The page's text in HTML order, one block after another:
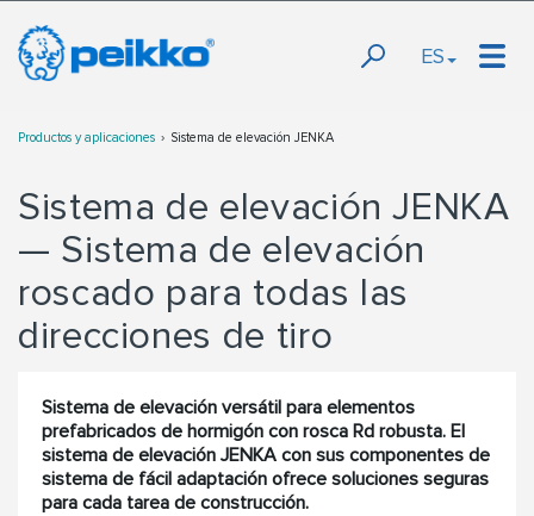
ES
Productos y aplicaciones Sistema de elevación JENKA
Sistema de elevación JENKA
— Sistema de elevación
roscado para todas las
direcciones de tiro
Sistema de elevación versátil para elementos
prefabricados de hormigón con rosca Rd robusta. El
sistema de elevación JENKA con sus componentes de
sistema de fácil adaptación ofrece soluciones seguras
para cada tarea de construcción.